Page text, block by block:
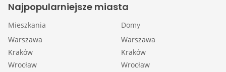
Najpopularniejsze miasta
Mieszkania
Warszawa
Kraków
Wrocław
Domy
Warszawa
Kraków
Wrocław